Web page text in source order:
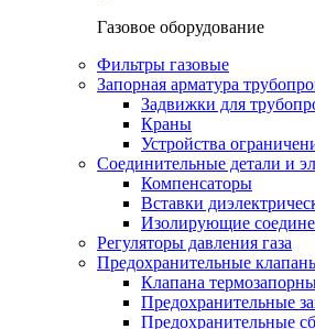
Газовое оборудование
Фильтры газовые
Запорная арматура
Задвижки для
Краны
Устройства
Соединительные детали и
Компенсаторы
Вставки
Изолирующие
Регуляторы давления газа
Предохранительные
Клапана
Предохранительные
Предохранительные